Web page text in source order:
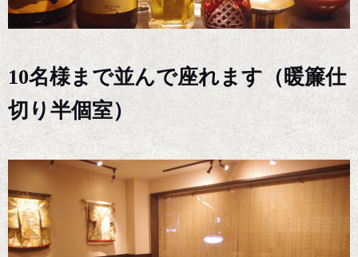
10名様まで並んで座れます（暖簾仕
切り半個室）